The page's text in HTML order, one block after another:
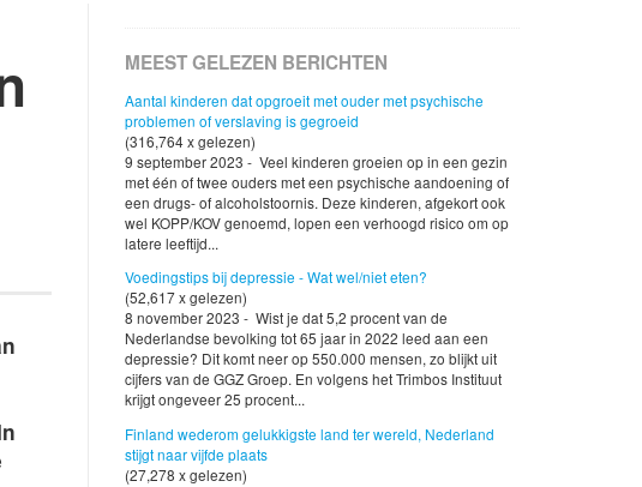
MEEST GELEZEN BERICHTEN
Aantal kinderen dat opgroeit met ouder met psychische
problemen of verslaving is gegroeid
(316,764 x gelezen)
9 september 2023 - Veel kinderen groeien op in een gezin
met één of twee ouders met een psychische aandoening of
een drugs- of alcoholstoornis. Deze kinderen, afgekort ook
wel KOPP/KOV genoemd, lopen een verhoogd risico om op
latere leeftijd...
Voedingstips bij depressie - Wat wel/niet eten?
(52,617 x gelezen)
8 november 2023 - Wist je dat 5,2 procent van de
Nederlandse bevolking tot 65 jaar in 2022 leed aan een
depressie? Dit komt neer op 550.000 mensen, zo blijkt uit
cijfers van de GGZ Groep. En volgens het Trimbos Instituut
krijgt ongeveer 25 procent...
Finland wederom gelukkigste land ter wereld, Nederland
stijgt naar vijfde plaats
(27,278 x gelezen)